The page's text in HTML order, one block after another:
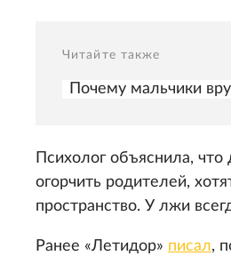
Читайте также
Почему мальчики
Психолог объяснила,
огорчить родителей,
пространство. У лжи
Ранее «Летидор» писал,